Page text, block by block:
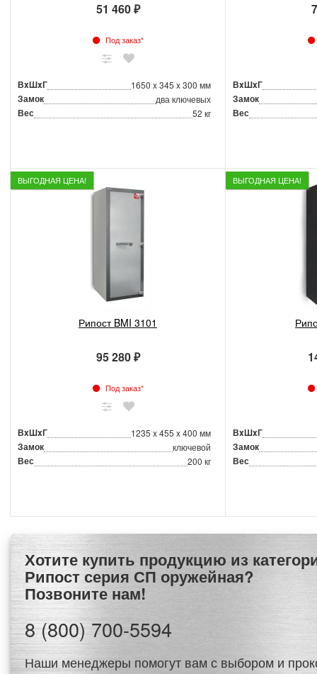
51 460 ₽
Под заказ*
ВxШxГ 1650 x 345 x 300 мм
Замок два ключевых
Вес 52 кг
ВxШxГ
Замок
Вес
ВЫГОДНАЯ ЦЕНА!
Рипост BMI 3101
95 280 ₽
Под заказ*
ВxШxГ 1235 x 455 x 400 мм
Замок ключевой
Вес 200 кг
ВЫГОДНАЯ ЦЕНА!
ВxШxГ
Замок
Вес
Хотите купить продукцию из категории Сейфы
Рипост серия СП оружейная?
Позвоните нам!
8 (800) 700-5594
Наши менеджеры помогут вам с выбором и